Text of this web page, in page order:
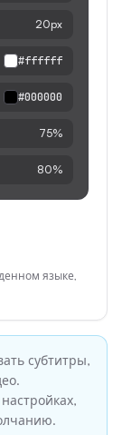
20px
#ffffff
#000000
75%
80%
языке,
субтитры,